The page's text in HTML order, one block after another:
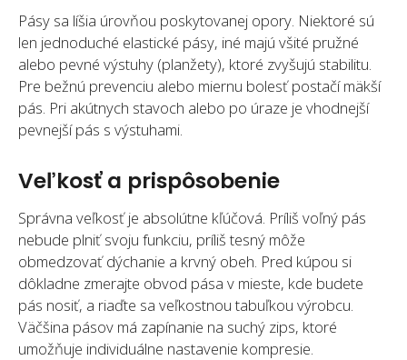
Pásy sa líšia úrovňou poskytovanej opory. Niektoré sú
len jednoduché elastické pásy, iné majú všité pružné
alebo pevné výstuhy (planžety), ktoré zvyšujú stabilitu.
Pre bežnú prevenciu alebo miernu bolesť postačí mäkší
pás. Pri akútnych stavoch alebo po úraze je vhodnejší
pevnejší pás s výstuhami.
Veľkosť a prispôsobenie
Správna veľkosť je absolútne kľúčová. Príliš voľný pás
nebude plniť svoju funkciu, príliš tesný môže
obmedzovať dýchanie a krvný obeh. Pred kúpou si
dôkladne zmerajte obvod pása v mieste, kde budete
pás nosiť, a riaďte sa veľkostnou tabuľkou výrobcu.
Väčšina pásov má zapínanie na suchý zips, ktoré
umožňuje individuálne nastavenie kompresie.